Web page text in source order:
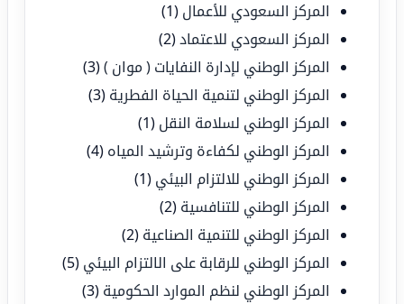
المركز السعودي للأعمال (1)
المركز السعودي للاعتماد(2)
المركز الوطني لإدارة النفايات ( موان )(3)
المركز الوطني لتنمية الحياة الفطرية (3)
المركز الوطني لسلامة النقل (1)
المركز الوطني لكفاءة وترشيد المياه (4)
المركز الوطني للالتزام البيئي (1)
المركز الوطني للتنافسية (2)
المركز الوطني للتنمية الصناعية (2)
المركز الوطني للرقابة على الالتزام البيئي (5)
المركز الوطني لنظم الموارد الحكومية (3)